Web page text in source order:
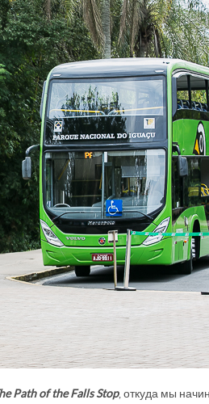
Path of the Falls Stop, откуда мы